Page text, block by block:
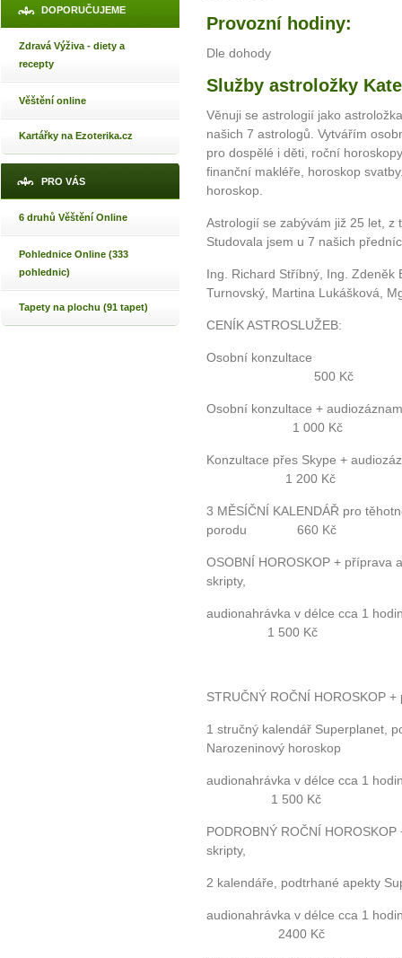
DOPORUČUJEME
Zdravá Výživa - diety a
recepty
Věštění online
Kartářky na Ezoterika.cz
PRO VÁS
6 druhů Věštění Online
Pohlednice Online (333
pohlednic)
Tapety na plochu (91 tapet)
Provozní hodiny:
Dle dohody
Služby astroložky
Věnuji se astrologií jako
našich 7 astrologů. Vytvářím
pro dospělé i děti, roční
finanční makléře, horoskop
horoskop.
Astrologií se zabývám již 25 let, z
Studovala jsem u 7 našich
Ing. Richard Stříbný, Ing. Zdeněk
Turnovský, Martina Lukášková,
CENÍK ASTROSLUŽEB:
Osobní
500 Kč
Osobní konzultace
1 000 Kč
Konzultace přes
1 200 Kč
3 MĚSÍČNÍ KALENDÁŘ pro
porodu 660 Kč
OSOBNÍ HOROSKOP + příprava
skripty,
audionahrávka v délce cca
1 500 Kč
STRUČNÝ ROČNÍ HOROSKOP
1 stručný kalendář Superplanet,
Narozeninový horoskop
audionahrávka v délce cca
1 500 Kč
PODROBNÝ ROČNÍ
skripty,
2 kalendáře, podtrhané apekty
audionahrávka v délce cca
2400 Kč